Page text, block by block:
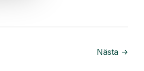
Nästa ->